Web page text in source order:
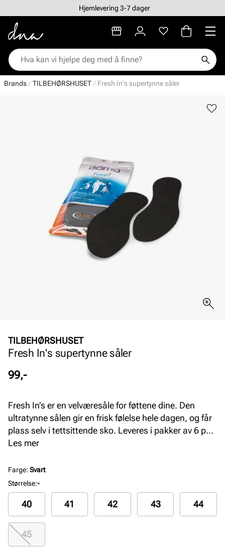
Hjemlevering 3-7 dager
Brands TILBEHØRSHUSET Fresh In's supertynne såler
TILBEHØRSHUSET
Fresh In's supertynne såler
Pris
99,-
Fresh In’s er en velværesåle for føttene dine. Den
ultratynne sålen gir en frisk følelse hele dagen, og får
plass selv i tettsittende sko. Leveres i pakker av 6 par,
som muliggjør regelmessig bytte. Plasseres med det
Dame 35/36-41/42 herre 40/41- 44/45. Kan klippes.
Les mer
Farge: Svart
Størrelse:-
40 41 42 43 44
45